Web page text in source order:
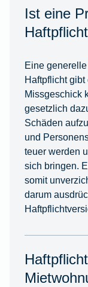
Ist eine
Eine
Haftpflicht
Missgeschick
gesetzlich
Schäden
und
teuer werden
sich bringen.
somit
darum